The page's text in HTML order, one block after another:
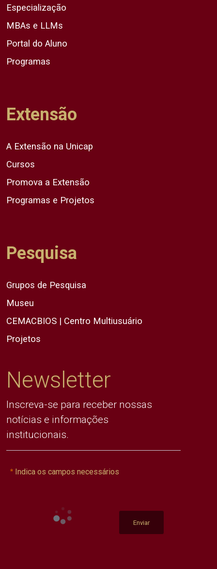
Especialização
MBAs e LLMs
Portal do Aluno
Programas
Extensão
A Extensão na Unicap
Cursos
Promova a Extensão
Programas e Projetos
Pesquisa
Grupos de Pesquisa
Museu
CEMACBIOS | Centro Multiusuário
Projetos
Newsletter
Inscreva-se para receber nossas
notícias e informações
institucionais.
Indica os campos necessários
Enviar